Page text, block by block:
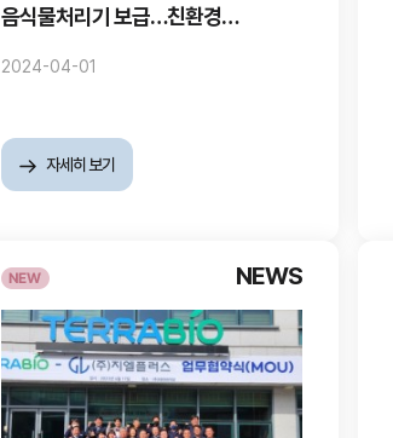
음식물처리기 보급…친환경
2024-04-01
자세히 보기
NEWS